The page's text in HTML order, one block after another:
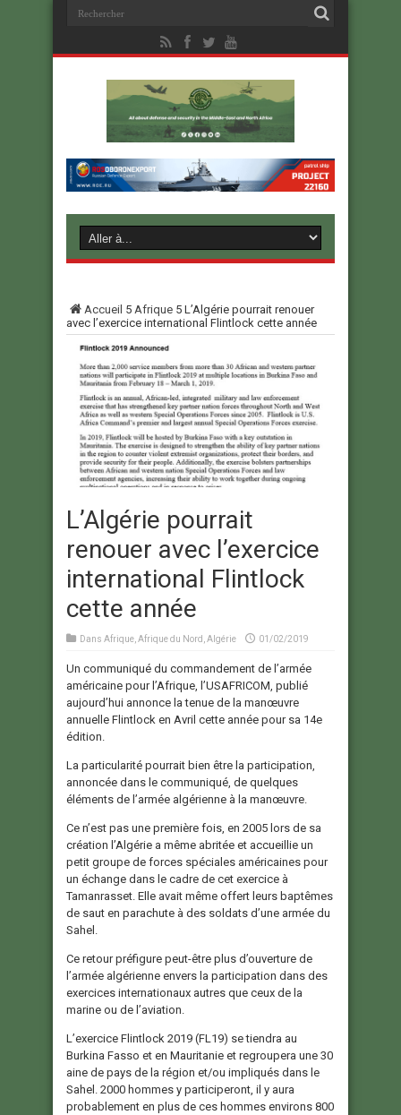
Accueil 5 Afrique 5 L’Algérie pourrait renouer
avec l’exercice international Flintlock cette année
L’Algérie pourrait
renouer avec l’exercice
international Flintlock
cette année
Dans Afrique Afrique du Nord Algérie 01/02/2019
Un communiqué du commandement de l’armée
américaine pour l’Afrique, l’USAFRICOM, publié
aujourd’hui annonce la tenue de la manœuvre
annuelle Flintlock en Avril cette année pour sa 14e
édition.
La particularité pourrait bien être la participation,
annoncée dans le communiqué, de quelques
éléments de l’armée algérienne à la manœuvre.
Ce n’est pas une première fois, en 2005 lors de sa
création l’Algérie a même abritée et accueillie un
petit groupe de forces spéciales américaines pour
un échange dans le cadre de cet exercice à
Tamanrasset. Elle avait même offert leurs baptêmes
de saut en parachute à des soldats d’une armée du
Sahel.
Ce retour préfigure peut-être plus d’ouverture de
l’armée algérienne envers la participation dans des
exercices internationaux autres que ceux de la
marine ou de l’aviation.
L’exercice Flintlock 2019 (FL19) se tiendra au
Burkina Fasso et en Mauritanie et regroupera une 30
aine de pays de la région et/ou impliqués dans le
Sahel. 2000 hommes y participeront, il y aura
probablement en plus de ces hommes environs 800